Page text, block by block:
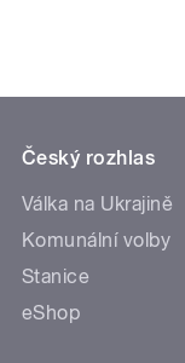
Český rozhlas
Válka na Ukrajině
Komunální volby
Stanice
eShop